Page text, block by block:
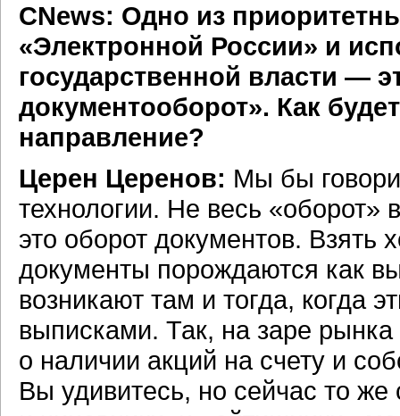
СNews: Одно из
«Электронной России» и
государственной власти —
документооборот». Как
направление?
Церен Церенов: Мы бы
технологии. Не весь «оборот»
это оборот документов. Взять
документы порождаются как
возникают там и тогда, когда
выписками. Так, на заре
о наличии акций на счету и
Вы удивитесь, но сейчас то же